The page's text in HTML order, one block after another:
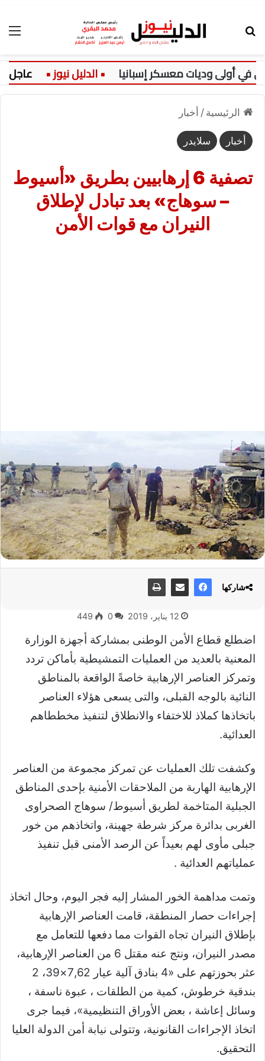
أولى وديات معسكر إسبانيا عاجل:
الرئيسية / أخبار
أخبار سلايدر
تصفية 6 إرهابيين بطريق «أسيوط
– سوهاج» بعد تبادل لإطلاق
النيران مع قوات الأمن
12 يناير، 2019 0
449
اضطلع قطاع الأمن الوطنى بمشاركة أجهزة الوزارة
المعنية بالعديد من العمليات التمشيطية بأماكن تردد
وتمركز العناصر الإرهابية خاصةً الواقعة بالمناطق
النائية بالوجه القبلى، والتى يسعى هؤلاء العناصر
باتخاذها كملاذ للاختفاء والانطلاق لتنفيذ مخططاهم
العدائية.
وكشفت تلك العمليات عن تمركز مجموعة من العناصر
الإرهابية الهاربة من الملاحقات الأمنية بإحدى المناطق
الجبلية المتاخمة لطريق أسيوط/ سوهاج الصحراوى
الغربى بدائرة مركز شرطة جهينة، واتخاذهم من خور
جبلى مأوى لهم بعيداً عن الرصد الأمنى قبل تنفيذ
عملياتهم العدائية .
وتمت مداهمة الخور المشار إليه فجر اليوم، وحال اتخاذ
إجراءات حصار المنطقة، قامت العناصر الإرهابية
بإطلاق النيران تجاه القوات مما دفعها للتعامل مع
مصدر النيران، ونتج عنه مقتل 6 من العناصر الإرهابية،
عثر بحوزتهم على «4 بنادق آلية عيار 7,62×39، 2
بندقية خرطوش، كمية من الطلقات ، عبوة ناسفة ،
وسائل إعاشة ، بعض الأوراق التنظيمية»، فيما جرى
اتخاذ الإجراءات القانونية، وتتولى نيابة أمن الدولة العليا
التحقيق.
شاركها